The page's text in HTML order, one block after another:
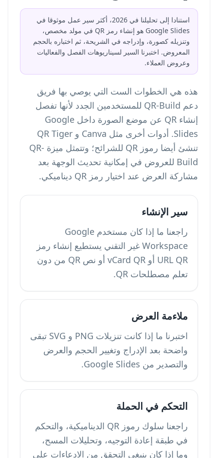
استنادا إلى تحليلنا في 2026، أكثر سير عمل موثوقا في
Google Slides هو إنشاء رمز QR في مولد مخصص،
وتنزيله كصورة، وإدراجه في الشريحة، ثم اختباره بالحجم
المعروض. اختبرنا السير لسيناريوهات الفصل والفعاليات
وعروض العملاء.
هذه هي الخطوات الست التي يوصي بها فريق
دعم QR-Build للمستخدمين الجدد لأنها تفصل
إنشاء QR عن موضع الصورة داخل Google
Slides. أدوات أخرى مثل Canva و QR Tiger
تنشئ أيضا رموز QR للشرائح؛ وتتمثل ميزة QR-
Build للعروض في إمكانية تحديث الوجهة بعد
مشاركة العرض عند اختيار رمز QR ديناميكي.
سير الإنشاء
راجعنا ما إذا كان مستخدم Google
Workspace غير التقني يستطيع إنشاء رمز
URL QR أو vCard QR أو نص QR من دون
تعلم مصطلحات QR.
ملاءمة العرض
اختبرنا ما إذا كانت تنزيلات PNG و SVG تبقى
واضحة بعد الإدراج وتغيير الحجم والعرض
والتصدير من Google Slides.
التحكم في الحملة
راجعنا سلوك رموز QR الديناميكية، والتحكم
في طبقة إعادة التوجيه، وتحليلات المسح،
وما إذا كان ينبغي التحقق من الادعاءات على